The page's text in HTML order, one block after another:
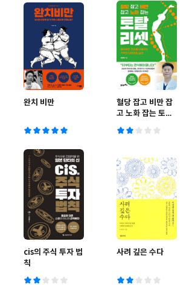
완치 비만
혈당 잡고 비만 잡
고 노화 잡는 토탈
cis의 주식 투자 법
칙
사려 깊은 수다